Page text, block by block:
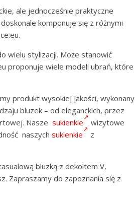
ale jednocześnie praktyczne
komponuje się z różnymi
wielu stylizacji. Może stanowić
proponuje wiele modeli ubrań, które
produkt wysokiej jakości, wykonany
bluzek – od eleganckich, przez
Nasze sukienkie
wizytowe
naszych sukienkie
z
bluzką z dekoltem V,
Zapraszamy do zapoznania się z